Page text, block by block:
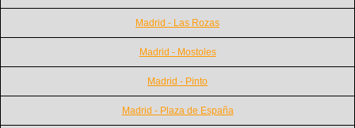
Madrid - Las Rozas
Madrid - Mostoles
Madrid - Pinto
Madrid - Plaza de España